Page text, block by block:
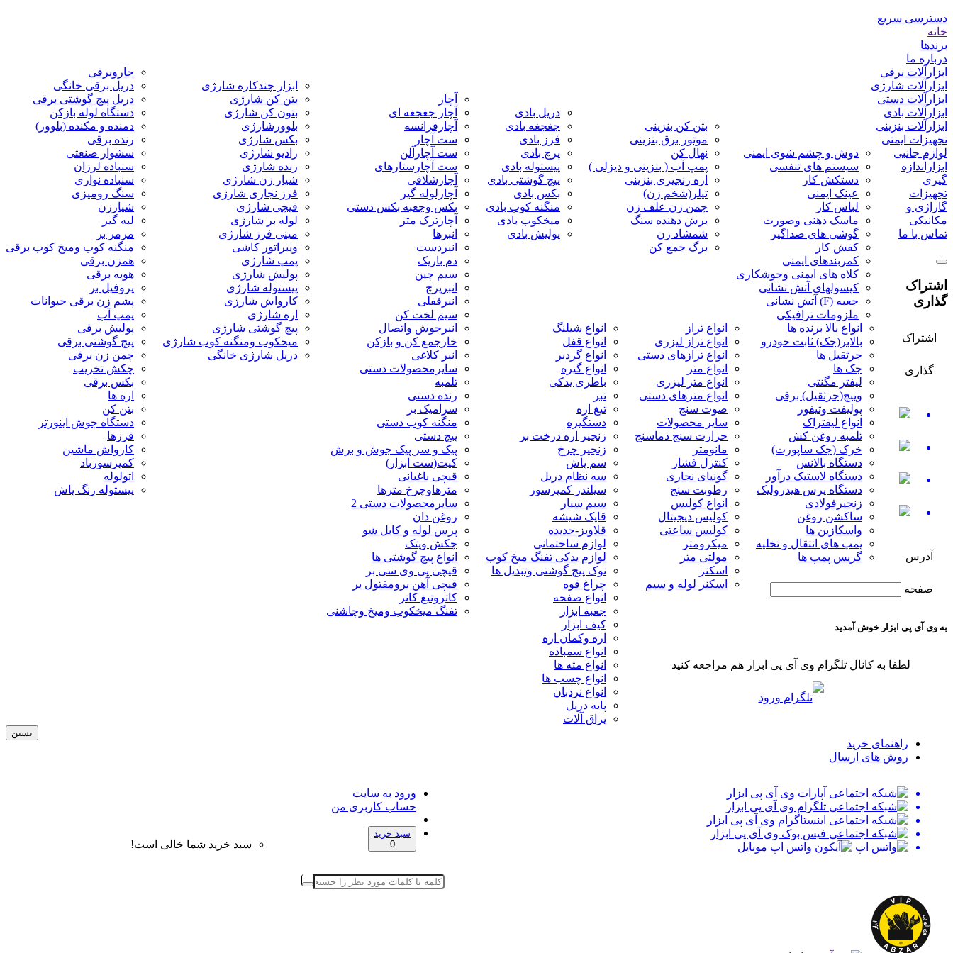
دسترسی سریع
خانه
برندها
درباره ما
ابزارآلات برقی
جاروبرقی
دریل برقی خانگی
دریل پیچ گوشتی برقی
دستگاه لوله بازکن
دمنده و مکنده (بلوور)
رنده برقی
سشوار صنعتی
سنباده لرزان
سنباده نواری
سنگ رومیزی
شیارزن
لبه گیر
مرمر بر
منگنه کوب ومیخ کوب برقی
همزن برقی
هویه برقی
پروفیل بر
پشم زن برقی حیوانات
پمپ آب
پولیش برقی
پیچ گوشتی برقی
چمن زن برقی
چکش تخریب
بکس برقی
اره ها
بتن کن
دستگاه جوش اینورتر
فرزها
کارواش ماشین
کمپرسورباد
اتولوله
پیستوله رنگ پاش
ابزارآلات شارژی
ابزار چندکاره شارژی
بتن کن شارژی
بتون کن شارژی
بلوورشارژی
بکس شارژی
رادیو شارژی
رنده شارژی
شیار زن شارژی
فرز نجاری شارژی
قیچی شارژی
لوله بر شارژی
مینی فرز شارژی
ویبراتور کاشی
پمپ شارژی
پولیش شارژی
پیستوله شارژی
کارواش شارژی
اره شارژی
پیچ گوشتی شارژی
میخکوب ومنگنه کوب شارژی
دریل شارژی خانگی
ابزارآلات دستی
آچار
آچار جغجغه ای
آچارفرانسه
ست آچار
ست آچارآلن
ست آچارستارهای
آچارشلاقی
آچارلوله گیر
بکس وجعبه بکس دستی
آچارترک متر
انبرها
انبردست
دم باریک
سیم چین
انبرپرچ
انبرقفلی
سیم لخت کن
انبرجوش واتصال
خارجمع کن و بازکن
انبر کلاغی
سایرمحصولات دستی
تلمبه
رنده دستی
سرامیک بر
منگنه کوب دستی
پیچ دستی
پیک و سر پیک جوش و برش
کیت(ست ابزار)
قیچی باغبانی
مترهاوچرخ مترها
سایرمحصولات دستی 2
روغن دان
پرس لوله و کابل شو
چکش وپتک
انواع پیچ گوشتی ها
قیچی پی وی سی بر
قیچی آهن برومفتول بر
کاتروتیغ کاتر
تفنگ میخکوب ومیخ وچاشنی
ابزارآلات بادی
دریل بادی
جغجغه بادی
فرز بادی
پرچ بادی
پیستوله بادی
پیچ گوشتی بادی
بکس بادی
منگنه کوب بادی
میخکوب بادی
پولیش بادی
ابزارآلات بنزینی
بتن کن بنزینی
موتور برق بنزینی
نهال کن
پمپ آب ( بنزینی و دیزلی )
اره زنجیری بنزینی
تیلر(شخم زن)
چمن زن علف زن
برش دهنده سنگ
شمشاد زن
برگ جمع کن
تجهیزات ایمنی
دوش و چشم شوی ایمنی
سیستم های تنفسی
دستکش کار
عینک ایمنی
لباس کار
ماسک دهنی وصورت
گوشی های صداگیر
کفش کار
کمربندهای ایمنی
کلاه های ایمنی وجوشکاری
کپسولهای آتش نشانی
جعبه (F) آتش نشانی
ملزومات ترافیکی
لوازم جانبی
انواع شیلنگ
انواع قفل
انواع گردبر
انواع گیره
باطری یدکی
تبر
تیغ اره
دستگیره
زنجیر اره درخت بر
زنجیر چرخ
سم پاش
سه نظام دریل
سیلندر کمپرسور
سیم سیار
قاپک شیشه
قلاویز-حدیده
لوازم ساختمانی
لوازم یدکی تفنگ میخ کوب
نوک پیچ گوشتی وتبدیل ها
چراغ قوه
انواع صفحه
جعبه ابزار
کیف ابزار
اره وکمان اره
انواع سمباده
انواع مته ها
انواع چسب ها
انواع نردبان
پایه دریل
یراق آلات
ابزاراندازه
گیری
انواع تراز
انواع تراز لیزری
انواع ترازهای دستی
انواع متر
انواع متر لیزری
انواع مترهای دستی
صوت سنج
سایر محصولات
حرارت سنج دماسنج
مانومتر
کنترل فشار
گونیای نجاری
رطوبت سنج
انواع کولیس
کولیس دیجیتال
کولیس ساعتی
میکرومتر
مولتی متر
اسکنر
اسکنر لوله و سیم
تجهیزات
گاراژی و
مکانیکی
انواع بالا برنده ها
بالابر(جک) ثابت خودرو
جرثقیل ها
جک ها
لیفتر مگنتی
وینچ(جرثقیل) برقی
پولیفت وتیفور
انواع لیفتراک
تلمبه روغن کش
خرک (جک ساپورت)
دستگاه بالانس
دستگاه لاستیک درآور
دستگاه پرس هیدرولیک
زنجیرفولادی
ساکشن روغن
واسکازین ها
پمپ های انتقال و تخلیه
گریس پمپ ها
تماس با ما
راهنمای خرید
روش های ارسال
ورود به سایت
حساب کاربری من
سبد خرید
0
سبد خرید شما خالی است!
اشتراک
گذاری
اشتراک
گذاری
آدرس
صفحه
به وی آی پی ابزار خوش آمدید
لطفا به کانال تلگرام وی آی پی ابزار هم مراجعه کنید
بستن